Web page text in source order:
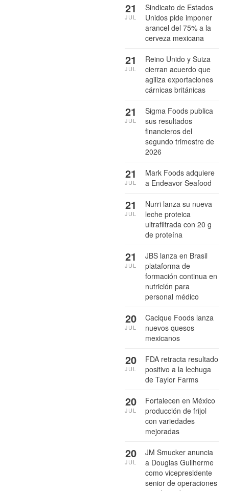
Sindicato de Estados
Unidos pide imponer
arancel del 75% a la
cerveza mexicana
21
JUL
Reino Unido y Suiza
cierran acuerdo que
agiliza exportaciones
cárnicas británicas
21
JUL
Sigma Foods publica
sus resultados
financieros del
segundo trimestre de
2026
21
JUL
Mark Foods adquiere
a Endeavor Seafood
21
JUL
Nurri lanza su nueva
leche proteica
ultrafiltrada con 20 g
de proteína
21
JUL
JBS lanza en Brasil
plataforma de
formación continua en
nutrición para
personal médico
21
JUL
Cacique Foods lanza
nuevos quesos
mexicanos
20
JUL
FDA retracta resultado
positivo a la lechuga
de Taylor Farms
20
JUL
Fortalecen en México
producción de frijol
con variedades
mejoradas
20
JUL
JM Smucker anuncia
a Douglas Guilherme
como vicepresidente
senior de operaciones
20
JUL